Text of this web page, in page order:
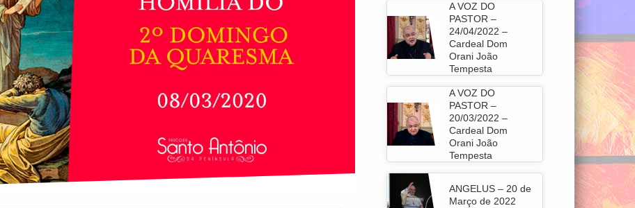
A VOZ DO
PASTOR –
24/04/2022 –
Cardeal Dom
Orani João
Tempesta
A VOZ DO
PASTOR –
20/03/2022 –
Cardeal Dom
Orani João
Tempesta
ANGELUS – 20 de
Março de 2022